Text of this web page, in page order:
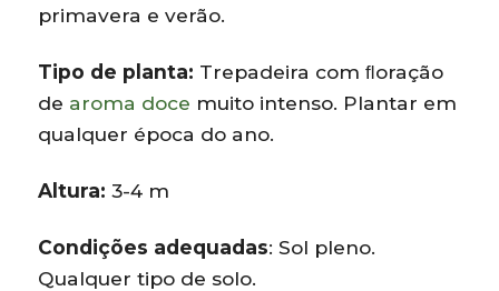
primavera e verão.
Tipo de planta: Trepadeira com ﬂoração
de aroma doce muito intenso. Plantar em
qualquer época do ano.
Altura: 3-4 m
Condições adequadas: Sol pleno.
Qualquer tipo de solo.